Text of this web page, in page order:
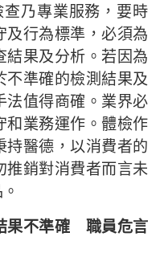
乃專業服務，要時
及行為標準，必須為
結果及分析。若因為
不準確的檢測結果及
法值得商確。業界必
和業務運作。體檢作
持醫德，以消費者的
推銷對消費者而言未
果不準確 職員危言